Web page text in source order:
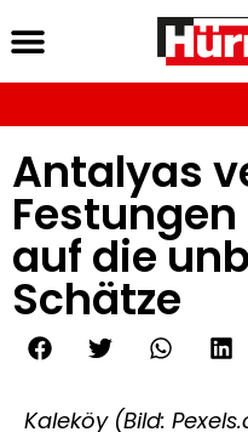
Antalyas
Festungen
auf die
Schätze
Kaleköy (Bild: